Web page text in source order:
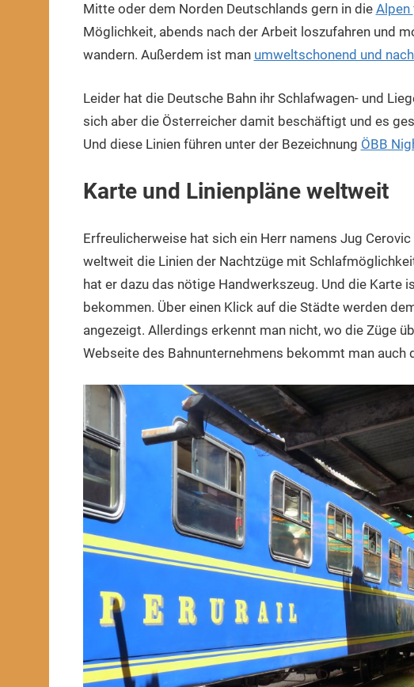
Mitte oder dem Norden Deutschlands gern in die Alpen
Möglichkeit, abends nach der Arbeit loszufahren und
wandern. Außerdem ist man umweltschonend und
Leider hat die Deutsche Bahn ihr Schlafwagen- und
sich aber die Österreicher damit beschäftigt und es
Und diese Linien führen unter der Bezeichnung ÖBB
Karte und Linienpläne weltweit
Erfreulicherweise hat sich ein Herr namens Jug
weltweit die Linien der Nachtzüge mit
hat er dazu das nötige Handwerkszeug. Und die Karte
bekommen. Über einen Klick auf die Städte werden
angezeigt. Allerdings erkennt man nicht, wo die Züge
Webseite des Bahnunternehmens bekommt man auch